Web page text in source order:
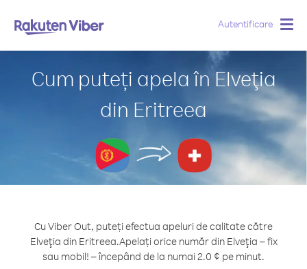
Autentificare
Cum puteți apela în Elveţia
din Eritreea
Cu Viber Out, puteți efectua apeluri de calitate către
Elveţia din Eritreea.Apelați orice număr din Elveţia – fix
sau mobil! – începând de la numai 2.0 ¢ pe minut.